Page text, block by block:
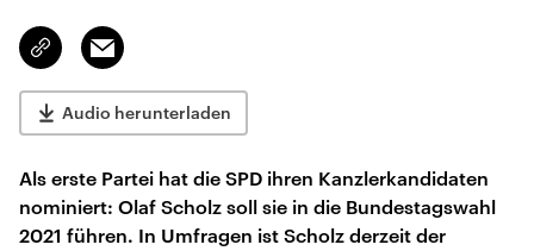
Link
kopieren/teilen
Email
Audio herunterladen
Als erste Partei hat die SPD ihren Kanzlerkandidaten
nominiert: Olaf Scholz soll sie in die Bundestagswahl
2021 führen. In Umfragen ist Scholz derzeit der